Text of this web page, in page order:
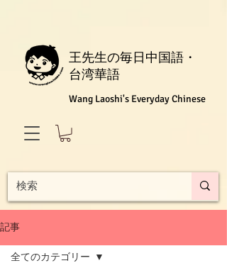
王先生の毎日中国語・
台湾華語
Wang Laoshi's Everyday Chinese
記事
全てのカテゴリー